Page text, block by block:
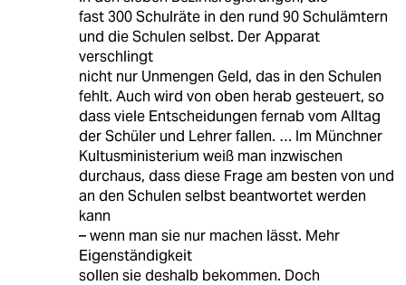
fast 300 Schulräte in den rund 90 Schulämtern
und die Schulen selbst. Der Apparat
verschlingt
nicht nur Unmengen Geld, das in den Schulen
fehlt. Auch wird von oben herab gesteuert, so
dass viele Entscheidungen fernab vom Alltag
der Schüler und Lehrer fallen. … Im Münchner
Kultusministerium weiß man inzwischen
durchaus, dass diese Frage am besten von und
an den Schulen selbst beantwortet werden
kann
– wenn man sie nur machen lässt. Mehr
Eigenständigkeit
sollen sie deshalb bekommen. Doch